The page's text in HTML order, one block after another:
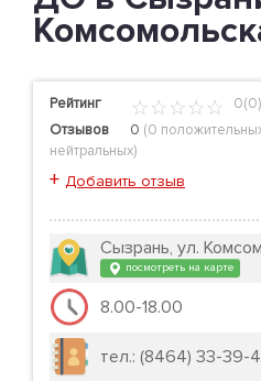
Рейтинг
0(0)
Отзывов
0 (0
нейтральных)
+ Добавить отзыв
Сызрань, ул.
посмотреть на карте
8.00-18.00
тел.: (8464) 33-39-